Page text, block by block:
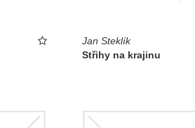
Jan Steklík
Střihy na krajinu